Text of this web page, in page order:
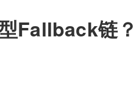
Fallback链